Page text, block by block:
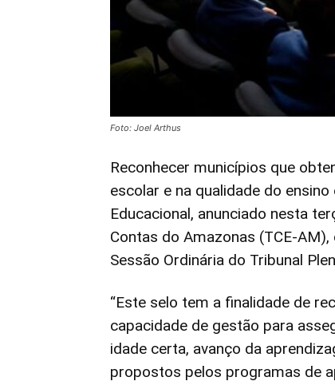
Foto: Joel Arthus
Reconhecer municípios que
escolar e na qualidade do
Educacional, anunciado nesta
Contas do Amazonas (TCE-
Sessão Ordinária do Tribunal
“Este selo tem a finalidade de
capacidade de gestão para
idade certa, avanço da
propostos pelos programas de